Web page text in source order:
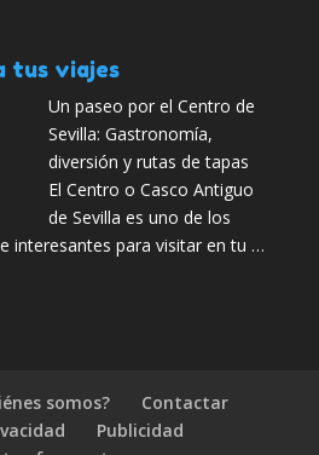
tus viajes
Un paseo por el Centro de
Sevilla: Gastronomía,
diversión y rutas de tapas
El Centro o Casco Antiguo
de Sevilla es uno de los
interesantes para visitar en tu …
somos?
Contactar
Publicidad